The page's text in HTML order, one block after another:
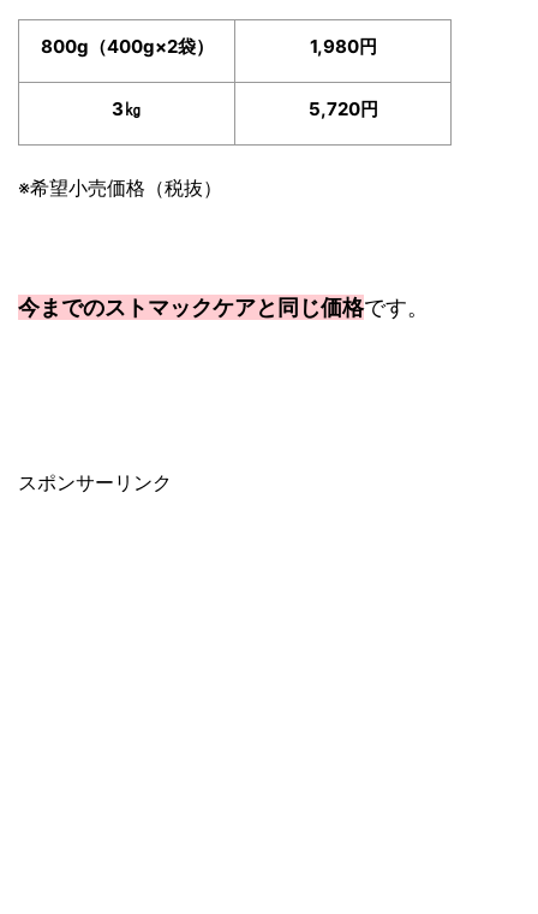
800g（400g×2袋） 1,980円
3㎏ 5,720円
※希望小売価格（税抜）
今までのストマックケアと同じ価格です。
スポンサーリンク